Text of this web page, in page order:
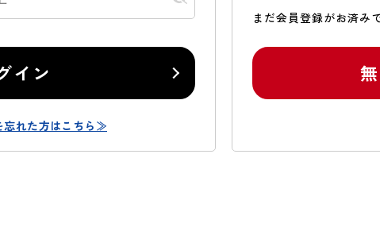
イン
忘れた方はこちら≫
まだ会員登録がお済み